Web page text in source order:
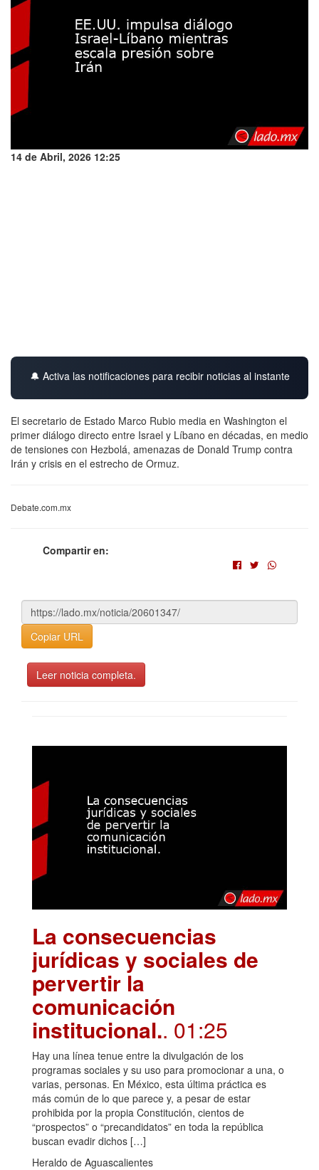
14 de Abril, 2026 12:25
🔔 Activa las notificaciones para recibir noticias al instante
El secretario de Estado Marco Rubio media en Washington el
primer diálogo directo entre Israel y Líbano en décadas, en medio
de tensiones con Hezbolá, amenazas de Donald Trump contra
Irán y crisis en el estrecho de Ormuz.
Debate.com.mx
Compartir en:
Copiar URL
Leer noticia completa.
La consecuencias
jurídicas y sociales de
pervertir la
comunicación
institucional.. 01:25
Hay una línea tenue entre la divulgación de los
programas sociales y su uso para promocionar a una, o
varias, personas. En México, esta última práctica es
más común de lo que parece y, a pesar de estar
prohibida por la propia Constitución, cientos de
“prospectos” o “precandidatos” en toda la república
buscan evadir dichos […]
Heraldo de Aguascalientes